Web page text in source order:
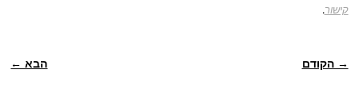
קישור.
→ הקודם הבא ←